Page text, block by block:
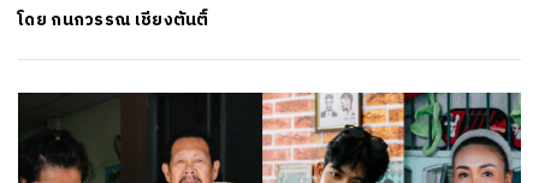
โดย กนกวรรณ เชียงตันติ์